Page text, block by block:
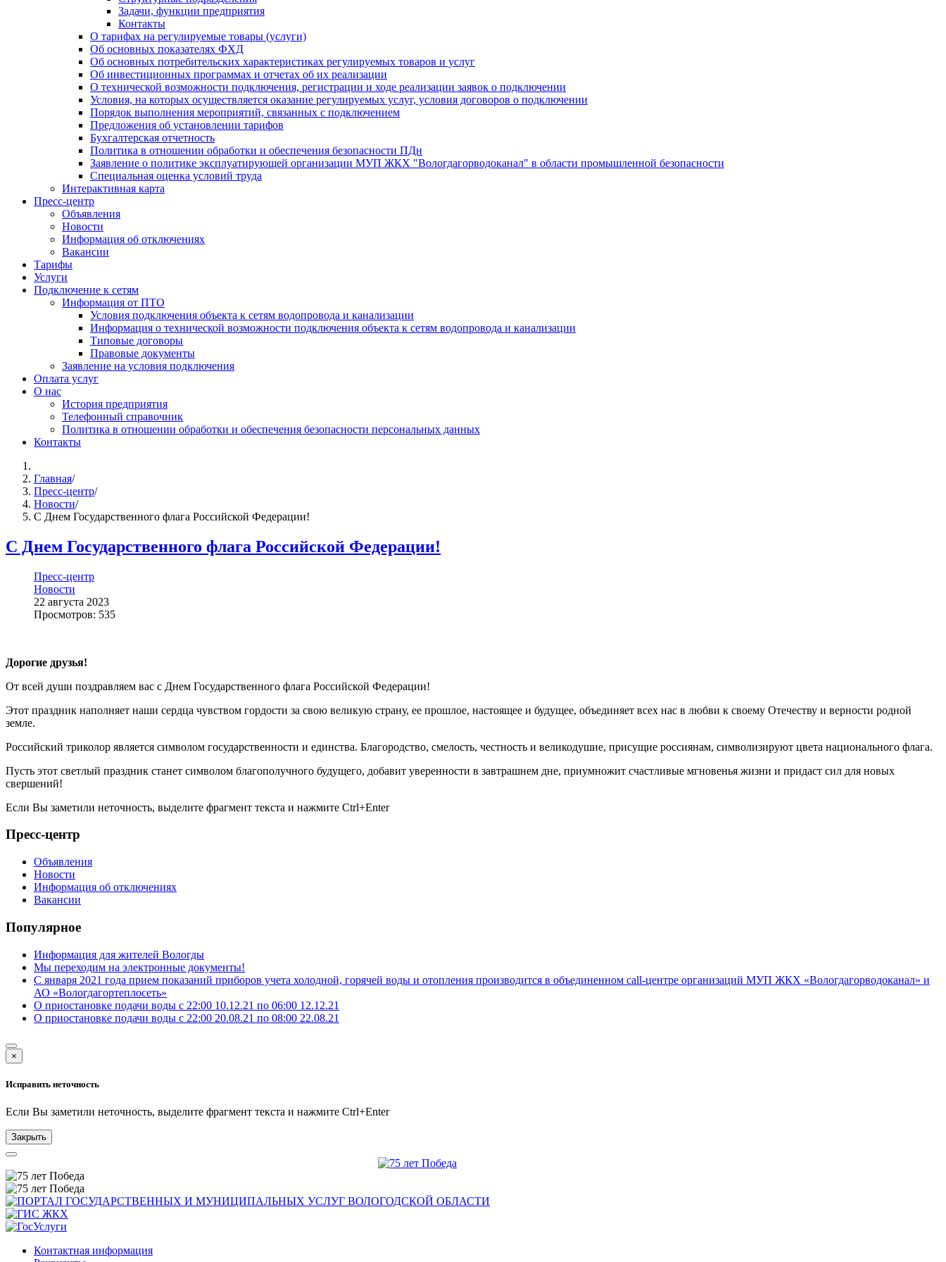
Задачи, функции предприятия
Контакты
О тарифах на регулируемые товары (услуги)
Об основных показателях ФХД
Об основных потребительских характеристиках регулируемых товаров и услуг
Об инвестиционных программах и отчетах об их реализации
О технической возможности подключения, регистрации и ходе реализации заявок о подключении
Условия, на которых осуществляется оказание регулируемых услуг, условия договоров о подключении
Порядок выполнения мероприятий, связанных с подключением
Предложения об установлении тарифов
Бухгалтерская отчетность
Политика в отношении обработки и обеспечения безопасности ПДн
Заявление о политике эксплуатирующей организации МУП ЖКХ "Вологдагорводоканал" в области промышленной безопасности
Специальная оценка условий труда
Интерактивная карта
Пресс-центр
Объявления
Новости
Информация об отключениях
Вакансии
Тарифы
Услуги
Подключение к сетям
Информация от ПТО
Условия подключения объекта к сетям водопровода и канализации
Информация о технической возможности подключения объекта к сетям водопровода и канализации
Типовые договоры
Правовые документы
Заявление на условия подключения
Оплата услуг
О нас
История предприятия
Телефонный справочник
Политика в отношении обработки и обеспечения безопасности персональных данных
Контакты
Главная/
Пресс-центр/
Новости/
С Днем Государственного флага Российской Федерации!
С Днем Государственного флага Российской Федерации!
Пресс-центр
Новости
22 августа 2023
Просмотров: 535
Дорогие друзья!
От всей души поздравляем вас с Днем Государственного флага Российской Федерации!
Этот праздник наполняет наши сердца чувством гордости за свою великую страну, ее прошлое, настоящее и будущее, объединяет всех нас в любви к своему Отечеству и верности родной
земле.
Российский триколор является символом государственности и единства. Благородство, смелость, честность и великодушие, присущие россиянам, символизируют цвета национального флага.
Пусть этот светлый праздник станет символом благополучного будущего, добавит уверенности в завтрашнем дне, приумножит счастливые мгновенья жизни и придаст сил для новых
свершений!
Если Вы заметили неточность, выделите фрагмент текста и нажмите Ctrl+Enter
Пресс-центр
Объявления
Новости
Информация об отключениях
Вакансии
Популярное
Информация для жителей Вологды
Мы переходим на электронные документы!
С января 2021 года прием показаний приборов учета холодной, горячей воды и отопления производится в объединенном call-центре организаций МУП ЖКХ «Вологдагорводоканал» и
АО «Вологдагортеплосеть»
О приостановке подачи воды с 22:00 10.12.21 по 06:00 12.12.21
О приостановке подачи воды с 22:00 20.08.21 по 08:00 22.08.21
×
Исправить неточность
Если Вы заметили неточность, выделите фрагмент текста и нажмите Ctrl+Enter
Закрыть
Контактная информация